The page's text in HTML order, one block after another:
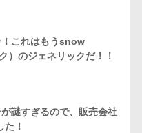
これはもうsnow
）のジェネリックだ！！
謎すぎるので、販売会社
た！